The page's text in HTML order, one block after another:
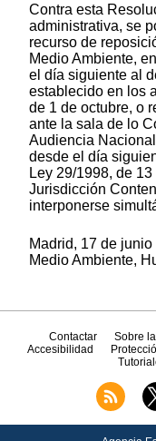
Contra esta
administrativa, se
recurso de
Medio Ambiente,
el día siguiente al
establecido en los
de 1 de octubre, o
ante la sala de lo
Audiencia
desde el día
Ley 29/1998, de
Jurisdicción
interponerse
Madrid, 17 de
Medio Ambiente,
Contactar Sobre
Accesibilidad